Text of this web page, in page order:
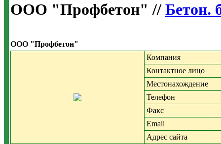
ООО "Профбетон" // Бетон.
ООО "Профбетон"
Компания
Контактное лицо
Местонахождение
Телефон
Факс
Email
Адрес сайта